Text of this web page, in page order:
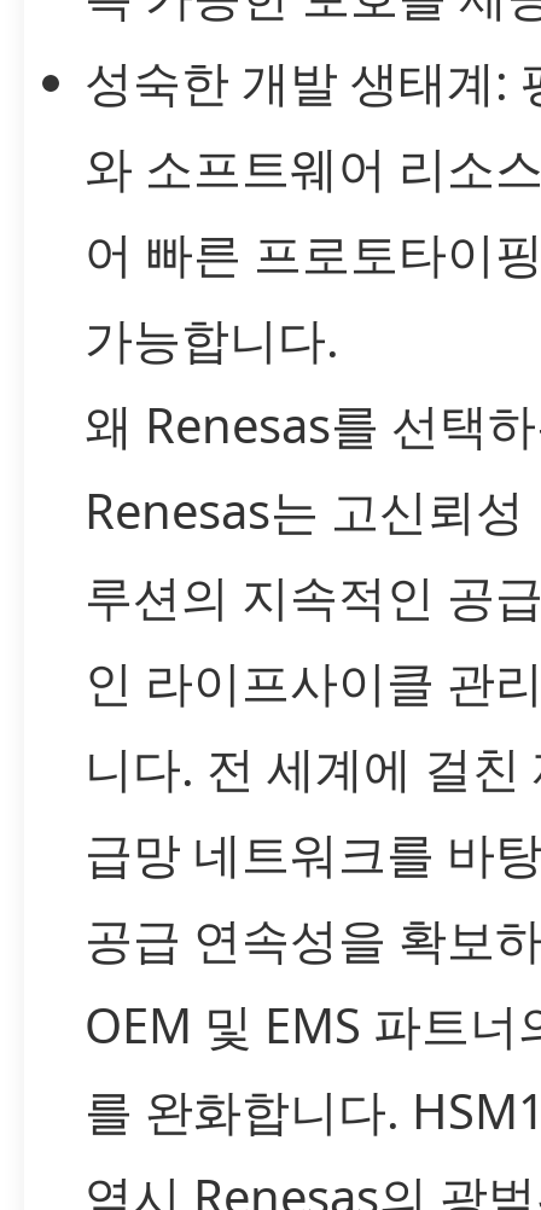
성숙한 개발 생태계:
와 소프트웨어 리소
어 빠른 프로토타이
가능합니다.
왜 Renesas를 선택
Renesas는 고신뢰
루션의 지속적인 공
인 라이프사이클 관
니다. 전 세계에 걸친
급망 네트워크를 바
공급 연속성을 확보
OEM 및 EMS 파트너
를 완화합니다.
역시 Renesas의 광